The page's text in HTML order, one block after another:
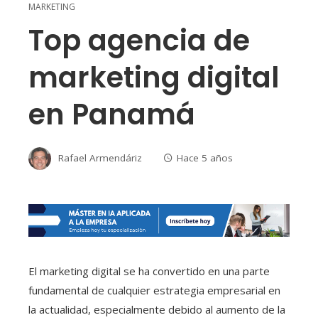
MARKETING
Top agencia de
marketing digital
en Panamá
Rafael Armendáriz Hace 5 años
El marketing digital se ha convertido en una parte
fundamental de cualquier estrategia empresarial en
la actualidad, especialmente debido al aumento de la